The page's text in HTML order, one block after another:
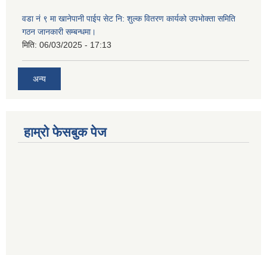
वडा नं ९ मा खानेपानी पाईप सेट नि: शुल्क वितरण कार्यको उपभोक्ता समिति
गठन जानकारी सम्बन्धमा।
मिति: 06/03/2025 - 17:13
अन्य
हाम्राे फेसबुक पेज